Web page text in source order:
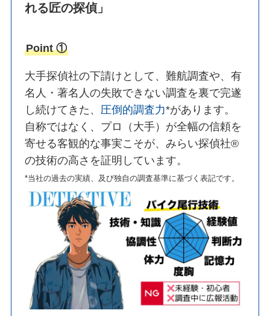
れる匠の探偵」
Point ①
大手探偵社の下請けとして、難航調査や、有
名人・著名人の失敗できない調査を裏で完遂
し続けてきた、 圧倒的調査力*があります。
自称ではなく、プロ（大手）が全幅の信頼を
寄せる客観的な事実こそが、みらい探偵社®︎
の技術の高さを証明しています。
*当社の過去の実績、及び独自の調査基準に基づく表記です。